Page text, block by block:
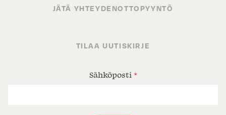
JÄTÄ YHTEYDENOTTOPYYNTÖ
TILAA UUTISKIRJE
Sähköposti *